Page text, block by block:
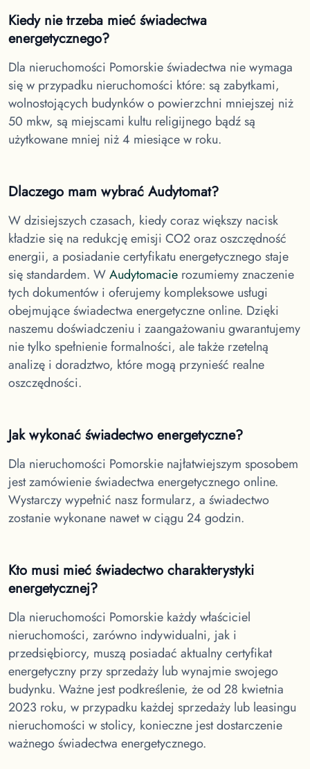
Kiedy nie trzeba mieć świadectwa
energetycznego?
Dla nieruchomości Pomorskieświadectwa nie wymaga
się w przypadku nieruchomości które: są zabytkami,
wolnostojących budynków o powierzchni mniejszej niż
50 mkw, są miejscami kultu religijnego bądź są
użytkowane mniej niż 4 miesiące w roku.
Dlaczego mam wybrać Audytomat?
W dzisiejszych czasach, kiedy coraz większy nacisk
kładzie się na redukcję emisji CO2 oraz oszczędność
energii, a posiadanie certyfikatu energetycznego staje
się standardem. WAudytomacie rozumiemy znaczenie
tych dokumentów i oferujemy kompleksowe usługi
obejmujące świadectwa energetyczne online. Dzięki
naszemu doświadczeniu i zaangażowaniu gwarantujemy
nie tylko spełnienie formalności, ale także rzetelną
analizę i doradztwo, które mogą przynieść realne
oszczędności.
Jak wykonać świadectwo energetyczne?
Dla nieruchomości Pomorskie najłatwiejszym sposobem
jest zamówienie świadectwa energetycznego online.
Wystarczy wypełnić nasz formularz, a świadectwo
zostanie wykonane nawet w ciągu 24 godzin.
Kto musi mieć świadectwo charakterystyki
energetycznej?
Dla nieruchomości Pomorskie każdy właściciel
nieruchomości, zarówno indywidualni, jak i
przedsiębiorcy, muszą posiadać aktualny certyfikat
energetyczny przy sprzedaży lub wynajmie swojego
budynku. Ważne jest podkreślenie, że od 28 kwietnia
2023 roku, w przypadku każdej sprzedaży lub leasingu
nieruchomości w stolicy, konieczne jest dostarczenie
ważnego świadectwa energetycznego.